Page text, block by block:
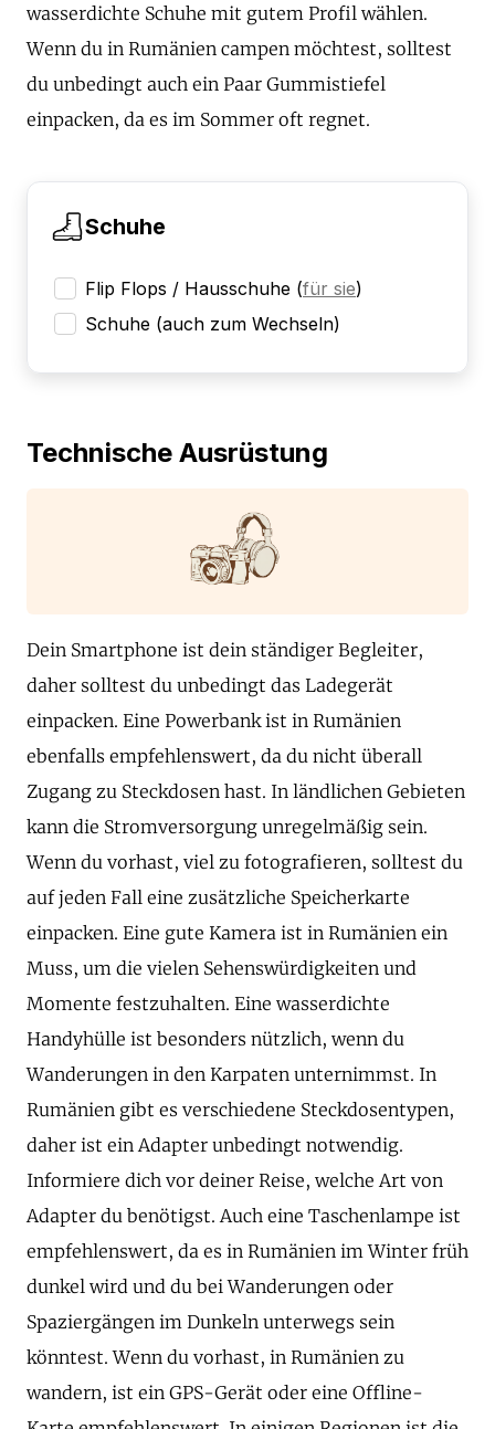
wasserdichte Schuhe mit gutem Profil wählen.
Wenn du in Rumänien campen möchtest, solltest
du unbedingt auch ein Paar Gummistiefel
einpacken, da es im Sommer oft regnet.
Schuhe
Flip Flops / Hausschuhe (für sie)
Schuhe (auch zum Wechseln)
Technische Ausrüstung
Dein Smartphone ist dein ständiger Begleiter,
daher solltest du unbedingt das Ladegerät
einpacken. Eine Powerbank ist in Rumänien
ebenfalls empfehlenswert, da du nicht überall
Zugang zu Steckdosen hast. In ländlichen Gebieten
kann die Stromversorgung unregelmäßig sein.
Wenn du vorhast, viel zu fotografieren, solltest du
auf jeden Fall eine zusätzliche Speicherkarte
einpacken. Eine gute Kamera ist in Rumänien ein
Muss, um die vielen Sehenswürdigkeiten und
Momente festzuhalten. Eine wasserdichte
Handyhülle ist besonders nützlich, wenn du
Wanderungen in den Karpaten unternimmst. In
Rumänien gibt es verschiedene Steckdosentypen,
daher ist ein Adapter unbedingt notwendig.
Informiere dich vor deiner Reise, welche Art von
Adapter du benötigst. Auch eine Taschenlampe ist
empfehlenswert, da es in Rumänien im Winter früh
dunkel wird und du bei Wanderungen oder
Spaziergängen im Dunkeln unterwegs sein
könntest. Wenn du vorhast, in Rumänien zu
wandern, ist ein GPS-Gerät oder eine Offline-